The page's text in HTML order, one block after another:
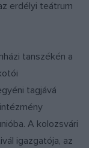
erdélyi teátrum
tanszékén a
tagjává
A kolozsvári
igazgatója, az